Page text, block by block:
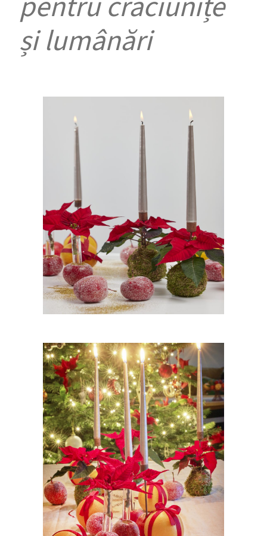
și lumânări